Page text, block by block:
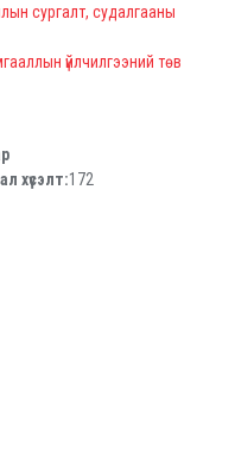
сургалт, судалгааны
үйлчилгээний төв
хүсэлт:172